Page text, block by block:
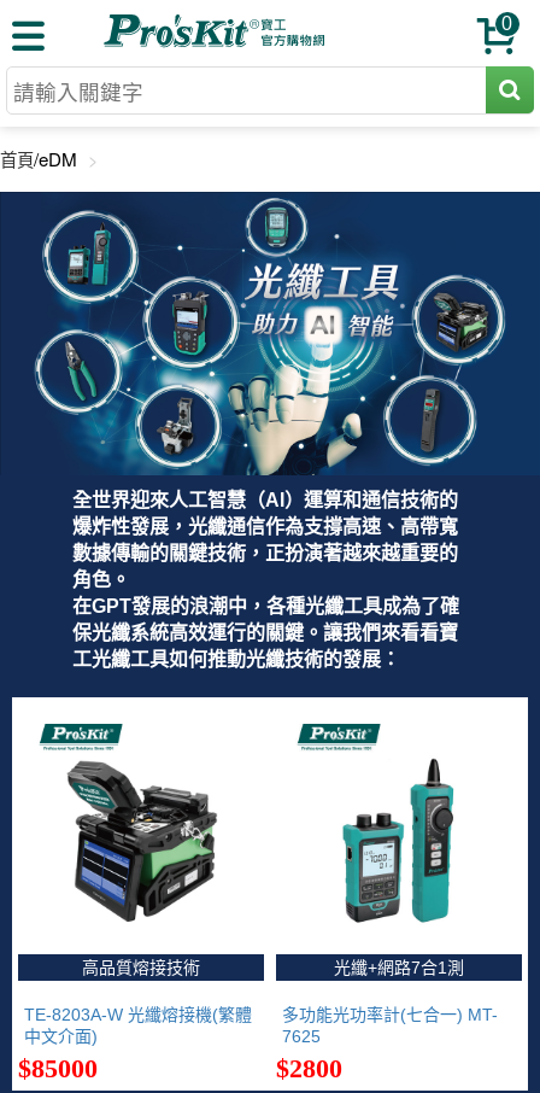
0
扳手工具
起子工具
手鉗工具
放大工具
精密鑷子
綜合工具
電動工具
高壓絕緣
周邊配件
烙鐵頭
光纖系列
三用電錶
通訊儀器
環境儀錶
各式鉤錶
驗電筆
A+B 組合
初階款8+
中階款12＋
高階挑戰款
課程教材
編程系列
機器人系列
小賽車系列
多合一系列
模型工具
報價諮詢
訂單查詢
售後服務
聯絡客服
技術諮詢
舊換新方案
新品上市
工具組合
居家修繕
首頁/eDM
全世界迎來人工智慧（AI）運算和通信技術的
爆炸性發展，光纖通信作為支撐高速、高帶寬
數據傳輸的關鍵技術，正扮演著越來越重要的
角色。
在GPT發展的浪潮中，各種光纖工具成為了確
保光纖系統高效運行的關鍵。讓我們來看看寶
工光纖工具如何推動光纖技術的發展：
高品質熔接技術
TE-8203A-W 光纖熔接機(繁體
中文介面)
$85000
光纖+網路7合1測
多功能光功率計(七合一) MT-
7625
$2800